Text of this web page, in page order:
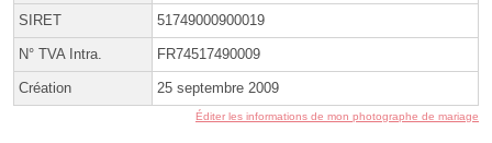
SIRET 51749000900019
N° TVA Intra. FR74517490009
Création 25 septembre 2009
Éditer les informations de mon photographe de mariage